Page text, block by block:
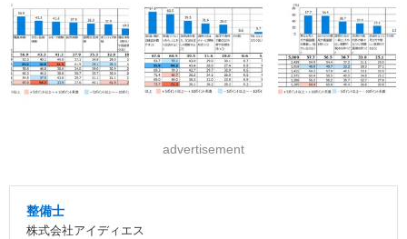
advertisement
整備士
株式会社アイディエス